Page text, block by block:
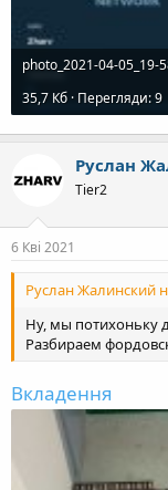
photo_2021-04-05_19-
35,7 Кб · Перегляди: 9
Руслан
Tier2
6 Кві 2021
Руслан Жалинский
Ну, мы потихоньку
Разбираем
Вкладення